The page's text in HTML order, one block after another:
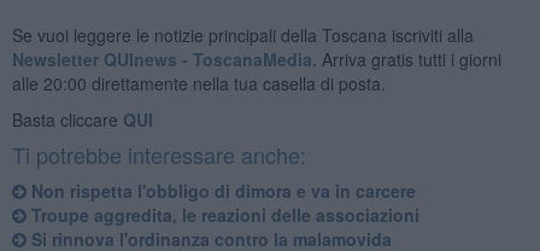
Se vuoi leggere le notizie principali della Toscana iscriviti alla
Newsletter QUInews - ToscanaMedia. Arriva gratis tutti i giorni
alle 20:00 direttamente nella tua casella di posta.
Basta cliccare QUI
Ti potrebbe interessare anche:
Non rispetta l'obbligo di dimora e va in carcere
Troupe aggredita, le reazioni delle associazioni
Si rinnova l'ordinanza contro la malamovida